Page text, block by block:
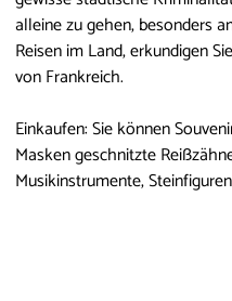
alleine zu gehen, besonders
Reisen im Land, erkundigen
von Frankreich.
Einkaufen: Sie können
Masken geschnitzte
Musikinstrumente,